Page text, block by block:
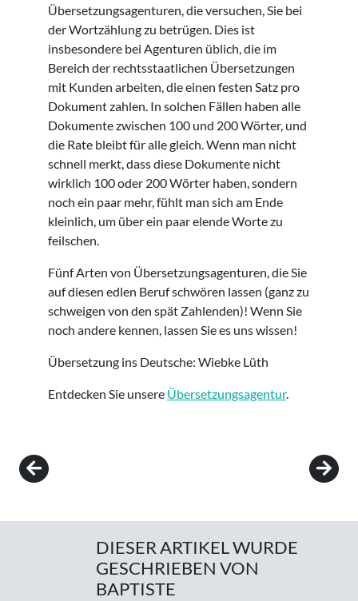
Übersetzungsagenturen, die versuchen, Sie bei
der Wortzählung zu betrügen. Dies ist
insbesondere bei Agenturen üblich, die im
Bereich der rechtsstaatlichen Übersetzungen
mit Kunden arbeiten, die einen festen Satz pro
Dokument zahlen. In solchen Fällen haben alle
Dokumente zwischen 100 und 200 Wörter, und
die Rate bleibt für alle gleich. Wenn man nicht
schnell merkt, dass diese Dokumente nicht
wirklich 100 oder 200 Wörter haben, sondern
noch ein paar mehr, fühlt man sich am Ende
kleinlich, um über ein paar elende Worte zu
feilschen.
Fünf Arten von Übersetzungsagenturen, die Sie
auf diesen edlen Beruf schwören lassen (ganz zu
schweigen von den spät Zahlenden)! Wenn Sie
noch andere kennen, lassen Sie es uns wissen!
Übersetzung ins Deutsche: Wiebke Lüth
Entdecken Sie unsere Übersetzungsagentur.
Post navigation
DIESER ARTIKEL WURDE
GESCHRIEBEN VON
BAPTISTE